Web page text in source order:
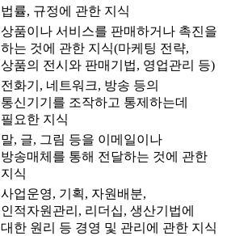
법률, 규정에 관한 지식
상품이나 서비스를 판매하거나 촉진을
하는 것에 관한 지식(마케팅 전략,
상품의 전시와 판매기법, 영업관리 등)
전화기, 네트워크, 방송 등의
통신기기를 조작하고 통제하는데
필요한 지식
말, 글, 그림 등을 이메일이나
방송매체를 통해 전달하는 것에 관한
지식
사업운영, 기획, 자원배분,
인적자원관리, 리더십, 생산기법에
대한 원리 등 경영 및 관리에 관한 지식